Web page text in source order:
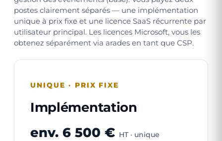
postes clairement séparés — une implémentation
unique à prix fixe et une licence SaaS récurrente par
utilisateur principal. Les licences Microsoft, vous les
obtenez séparément via arades en tant que CSP.
UNIQUE · PRIX FIXE
Implémentation
env. 6 500 € HT · unique